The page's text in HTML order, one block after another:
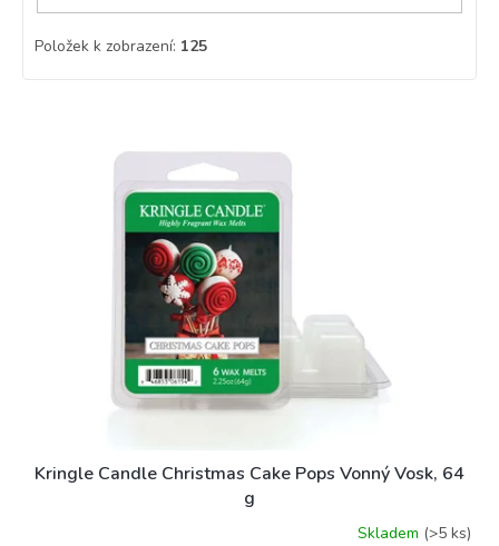
Položek k zobrazení: 125
Kringle Candle Christmas Cake Pops Vonný Vosk, 64
g
Skladem (>5 ks)